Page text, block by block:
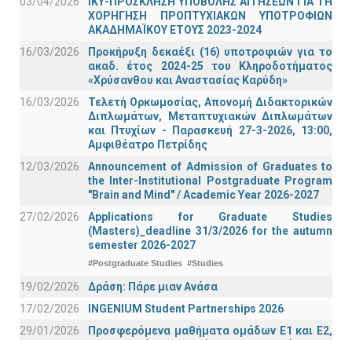
ΧΟΡΗΓΗΣΗ ΠΡΟΠΤΥΧΙΑΚΩΝ ΥΠΟΤΡΟΦΙΩΝ
ΑΚΑΔΗΜΑΪΚΟΥ ΕΤΟΥΣ 2023-2024
16/03/2026
Προκήρυξη δεκαέξι (16) υποτροφιών για το
ακαδ. έτος 2024-25 του Κληροδοτήματος
«Χρύσανθου και Αναστασίας Καρύδη»
16/03/2026
Τελετή Ορκωμοσίας, Απονομή Διδακτορικών
Διπλωμάτων, Μεταπτυχιακών Διπλωμάτων
και Πτυχίων - Παρασκευή 27-3-2026, 13:00,
Αμφιθέατρο Πετρίδης
12/03/2026
Announcement of Admission of Graduates to
the Inter-Institutional Postgraduate Program
"Brain and Mind" / Academic Year 2026-2027
27/02/2026
Applications for Graduate Studies
(Masters)_deadline 31/3/2026 for the autumn
semester 2026-2027
#Postgraduate Studies #Studies
19/02/2026
Δράση: Πάρε μιαν Ανάσα
17/02/2026
INGENIUM Student Partnerships 2026
29/01/2026
Προσφερόμενα μαθήματα ομάδων Ε1 και Ε2,